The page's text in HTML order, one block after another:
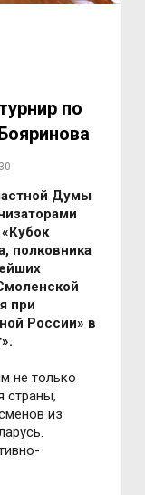
по
Думы
полковника
при
России» в
не только
страны,
из